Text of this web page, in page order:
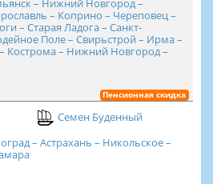
– Нижний Новгород –
– Коприно – Череповец –
– Старая Ладога – Санкт-
Поле – Свирьстрой – Ирма –
Кострома – Нижний Новгород –
Пенсионная скидка
Семен Буденный
– Астрахань – Никольское –